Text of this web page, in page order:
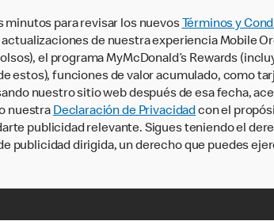
minutos para revisar los nuevos Términos y
de nuestra experiencia Mobile
el programa MyMcDonald’s Rewards
estos), funciones de valor acumulado, como
nuestro sitio web después de esa fecha,
nuestra Declaración de Privacidadcon el
publicidad relevante. Sigues teniendo el
publicidad dirigida, un derecho que puedes